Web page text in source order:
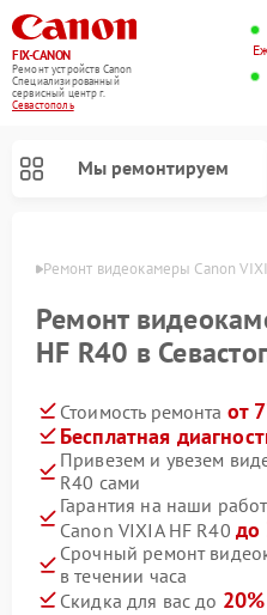
FIX-CANON
Ремонт устройств Canon
Специализированный
cервисный центр г.
Севастополь
Мы ремонтируем
Ремонт видеокамеры Canon
Ремонт
HF R40 в
Стоимость ремонта от
Бесплатная
Привезем и увезем
R40 сами
Гарантия на наши
Canon VIXIA HF R40 до
Срочный ремонт
в течении часа
Скидка для вас до 20%